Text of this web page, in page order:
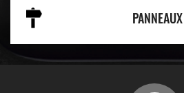
PANNEAUX